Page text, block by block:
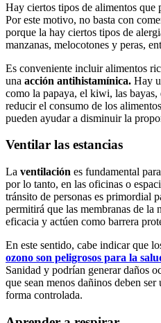
Hay ciertos tipos de alimentos que
Por este motivo, no basta con
porque la hay ciertos tipos de
manzanas, melocotones y peras,
Es conveniente incluir alimentos
una acción antihistamínica. Hay
como la papaya, el kiwi, las
reducir el consumo de los
pueden ayudar a disminuir la
Ventilar las estancias
La ventilación es fundamental
por lo tanto, en las oficinas o
tránsito de personas es primordial
permitirá que las membranas de
eficacia y actúen como barrera
En este sentido, cabe indicar que
ozono son peligrosos para la
Sanidad y podrían generar daños
que sean menos dañinos deben
forma controlada.